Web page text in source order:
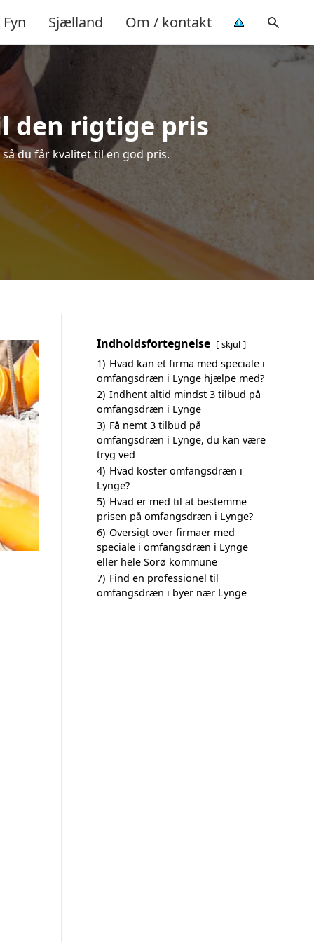
Fyn Sjælland Om / kontakt
den rigtige pris
du får kvalitet til en god pris.
Indholdsfortegnelse skjul
1) Hvad kan et firma med speciale i
omfangsdræn i Lynge hjælpe med?
2) Indhent altid mindst 3 tilbud på
omfangsdræn i Lynge
3) Få nemt 3 tilbud på
omfangsdræn i Lynge, du kan være
tryg ved
4) Hvad koster omfangsdræn i
Lynge?
5) Hvad er med til at bestemme
prisen på omfangsdræn i Lynge?
6) Oversigt over firmaer med
speciale i omfangsdræn i Lynge
eller hele Sorø kommune
7) Find en professionel til
omfangsdræn i byer nær Lynge